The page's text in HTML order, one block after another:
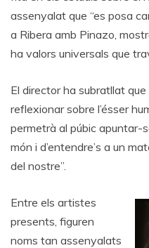
assenyalat que “es posa
a Ribera amb Pinazo,
ha valors universals que
El director ha subratllat
reflexionar sobre l’ésser
permetrà al púbic apuntar-
món i d’entendre’s a un
del nostre”.
Entre els artistes
presents, figuren
noms tan assenyalats